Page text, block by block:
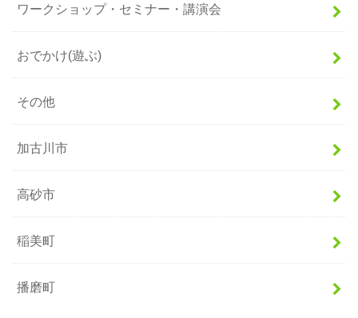
ワークショップ・セミナー・講演会
おでかけ(遊ぶ)
その他
加古川市
高砂市
稲美町
播磨町